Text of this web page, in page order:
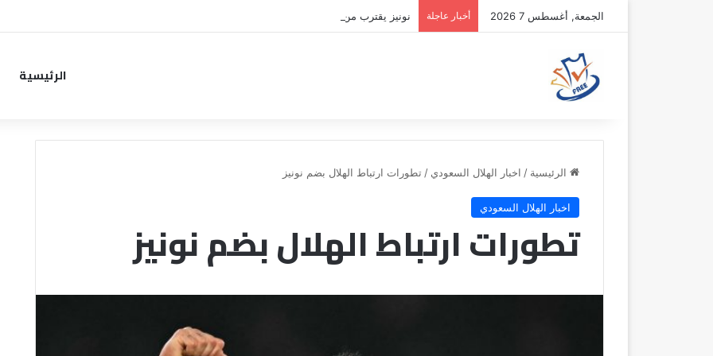
الجمعة, أغسطس 7 2026 أخبار عاجلة نونيز يقترب من خطوة جديدة بموافقة الهلال
الرئيسية
الرئيسية / اخبار الهلال السعودي / تطورات ارتباط الهلال بضم نونيز
اخبار الهلال السعودي
تطورات ارتباط الهلال بضم نونيز